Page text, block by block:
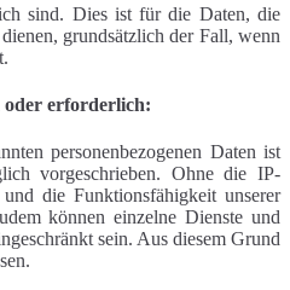
sind. Dies ist für die Daten, die
grundsätzlich der Fall, wenn
oder erforderlich:
personenbezogenen Daten ist
vorgeschrieben. Ohne die IP-
die Funktionsfähigkeit unserer
können einzelne Dienste und
sein. Aus diesem Grund